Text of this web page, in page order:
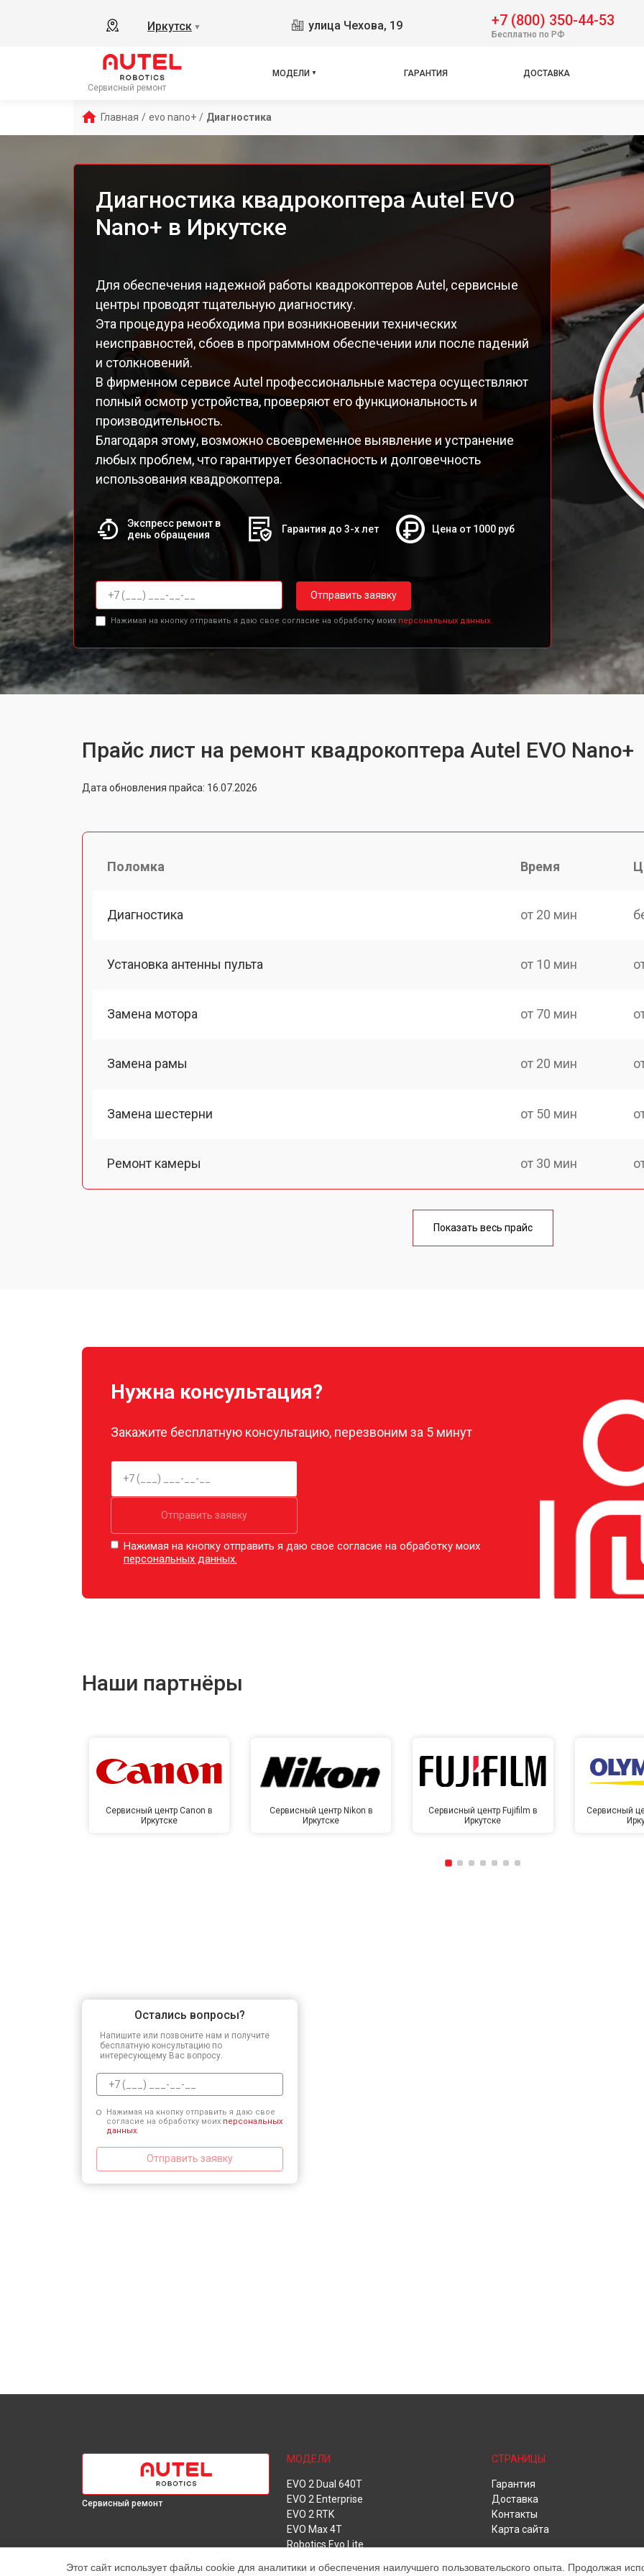
Иркутск ▼ улица Чехова, 19 +7 (800) 350-44-53
Бесплатно по РФ
Сервисный ремонт
МОДЕЛИ ГАРАНТИЯ ДОСТАВКА
Главная / evo nano+ / Диагностика
Диагностика квадрокоптера Autel EVO
Nano+ в Иркутске
Для обеспечения надежной работы квадрокоптеров Autel, сервисные
центры проводят тщательную диагностику.
Эта процедура необходима при возникновении технических
неисправностей, сбоев в программном обеспечении или после падений
и столкновений.
В фирменном сервисе Autel профессиональные мастера осуществляют
полный осмотр устройства, проверяют его функциональность и
производительность.
Благодаря этому, возможно своевременное выявление и устранение
любых проблем, что гарантирует безопасность и долговечность
использования квадрокоптера.
Экспресс ремонт в
день обращения
Гарантия до 3-х лет Цена от 1000 руб
Отправить заявку
Нажимая на кнопку отправить я даю свое согласие на обработку моих персональных данных.
Прайс лист на ремонт квадрокоптера Autel EVO Nano+
Дата обновления прайса: 16.07.2026
Поломка Время
Диагностика от 20 мин
Установка антенны пульта от 10 мин
Замена мотора от 70 мин
Замена рамы от 20 мин
Замена шестерни от 50 мин
Ремонт камеры от 30 мин
от 50 мин
Замена аккумулятора
Настройка шифрования Wi-Fi
Прошивка
Показать весь прайс
Нужна консультация?
Закажите бесплатную консультацию, перезвоним за 5 минут
Отправить заявку
Нажимая на кнопку отправить я даю свое согласие на обработку моих
персональных данных.
Наши партнёры
Сервисный центр Canon в
Иркутске
Сервисный центр Nikon в
Иркутске
Сервисный центр Fujifilm в
Иркутске
Сервисный
Остались вопросы?
Напишите или позвоните нам и получите
бесплатную консультацию по
интересующему Вас вопросу.
Нажимая на кнопку отправить я даю свое
согласие на обработку моих персональных
данных.
Отправить заявку
Сервисный ремонт
МОДЕЛИ
EVO 2 Dual 640T
EVO 2 Enterprise
EVO 2 RTK
EVO Max 4T
Robotics Evo Lite
СТРАНИЦЫ
Гарантия
Доставка
Контакты
Карта сайта
Этот сайт использует файлы cookie для аналитики и обеспечения наилучшего пользовательского опыта. Продолжая